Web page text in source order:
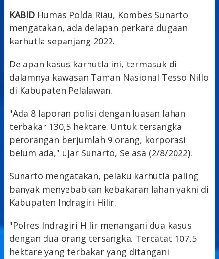
KABIDHumas Polda Riau, Kombes Sunarto
mengatakan, ada delapan perkara dugaan
karhutla sepanjang 2022.
Delapan kasus karhutla ini, termasuk di
dalamnya kawasan Taman Nasional Tesso Nillo
di Kabupaten Pelalawan.
"Ada 8 laporan polisi dengan luasan lahan
terbakar 130,5 hektare. Untuk tersangka
perorangan berjumlah 9 orang, korporasi
belum ada," ujar Sunarto, Selasa (2/8/2022).
Sunarto mengatakan, pelaku karhutla paling
banyak menyebabkan kebakaran lahan yakni di
Kabupaten Indragiri Hilir.
"Polres Indragiri Hilir menangani dua kasus
dengan dua orang tersangka. Tercatat 107,5
hektare yang terbakar yang ditangani